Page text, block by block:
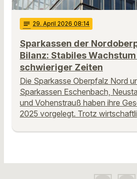
notes 29. April 2026 08:14
Sparkassen der
Bilanz: Stabiles
schwieriger Zeiten
Die Sparkasse Oberpfalz Nord
Sparkassen Eschenbach,
und Vohenstrauß haben ihre
2025 vorgelegt. Trotz